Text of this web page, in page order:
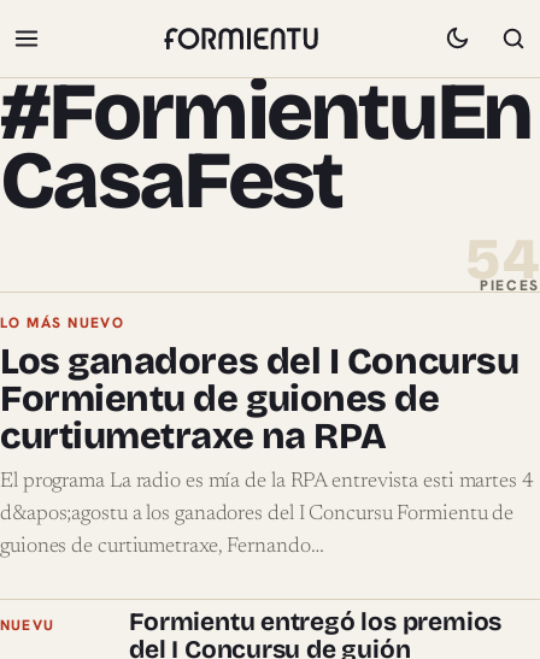
#FormientuEn
CasaFest
54
PIECES
Pieces de #FormientuEnCasaFest
LO MÁS NUEVO
Los ganadores del I Concursu
Formientu de guiones de
curtiumetraxe na RPA
El programa La radio es mía de la RPA entrevista esti martes 4
d&apos;agostu a los ganadores del I Concursu Formientu de
guiones de curtiumetraxe, Fernando…
NUEVU
Formientu entregó los premios
del I Concursu de guión